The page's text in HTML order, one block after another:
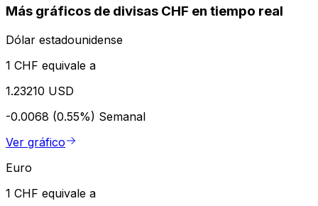
Más gráficos de divisas CHF en tiempo real
Dólar estadounidense
1 CHF equivale a
1.23210 USD
-0.0068 (0.55%) Semanal
Ver gráfico
Euro
1 CHF equivale a